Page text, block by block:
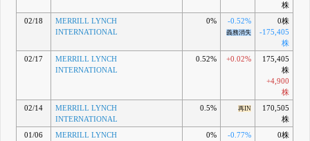
株
02/18
MERRILL LYNCH
INTERNATIONAL
0% -0.52%
義務消失
0株
-175,405
株
02/17
MERRILL LYNCH
INTERNATIONAL
0.52% +0.02%
175,405
株
+4,900
株
02/14
MERRILL LYNCH
INTERNATIONAL
0.5% 再IN
170,505
株
01/06
MERRILL LYNCH
0% -0.77%
0株